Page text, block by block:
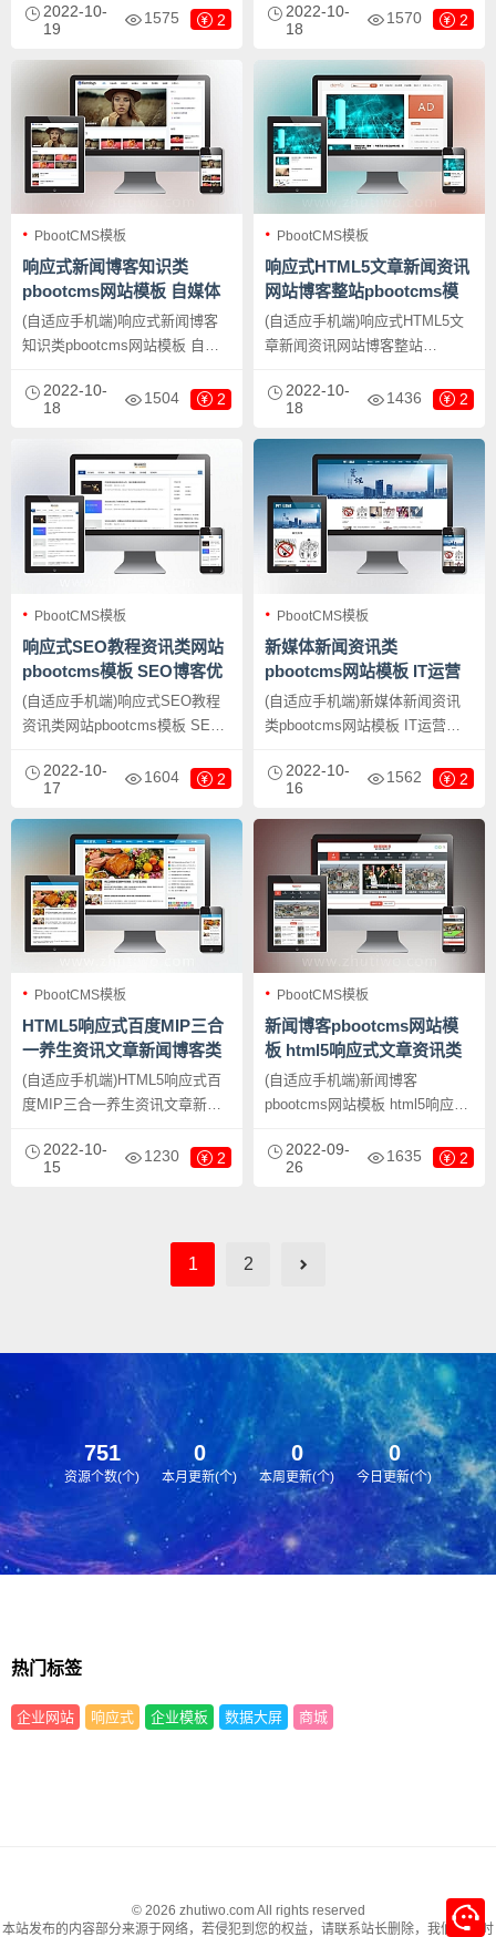
PbootCMS内核开发的网站模
板，该模板适用于新闻博客网
站、新闻资讯网站等企业，当然
其他行业也可以做，只需要把文
字图片换成其他行业的即可；
2022-10-
19
1575 2
核开发的网站模板，该模板适用
于新闻资讯网站模板、个人博客
网站源码等企业，当然其他行业
也可以做，只需要把文字图片换
成其他行业的即可；
2022-10-
18
1570 2
PbootCMS模板
响应式新闻博客知识类
pbootcms网站模板 自媒体
运营博客网站源码下载
(自适应手机端)响应式新闻博客
知识类pbootcms网站模板 自媒
PbootCMS内核开发的网站模
板，该模板适用于新闻博客网
然其他行业也可以做，只需要把
文字图片换成其他行业的即可；
2022-10-
18
1504 2
PbootCMS模板
响应式HTML5文章新闻资讯
网站博客整站pbootcms模
板 创业博客类网站源码下载
(自适应手机端)响应式HTML5文
章新闻资讯网站博客整站
源码下载，PbootCMS内核开发
的网站模板，该模板适用于
pbootcms博客网站、博客资讯类
网站等企业，当然其他行业也可
以做，只需要把文字图片换成其
他行业的即可；
2022-10-
18
1436 2
PbootCMS模板
响应式SEO教程资讯类网站
pbootcms模板 SEO博客优
化网站源码下载
(自适应手机端)响应式SEO教程
资讯类网站pbootcms模板 SEO
PbootCMS内核开发的网站模
板，该模板适用于seo优化网
站、seo博客网站等企业，当然
其他行业也可以做，只需要把文
字图片换成其他行业的即可；
2022-10-
17
1604 2
PbootCMS模板
新媒体新闻资讯类
pbootcms网站模板 IT运营
博客网站源码下载
(自适应手机端)新媒体新闻资讯
类pbootcms网站模板 IT运营博
核开发的网站模板，该模板适用
于新媒体资讯网站、IT运营博客
网站等企业，当然其他行业也可
以做，只需要把文字图片换成其
他行业的即可；
2022-10-
16
1562 2
PbootCMS模板
HTML5响应式百度MIP三合
一养生资讯文章新闻博客类
pbootcms模板
(自适应手机端)HTML5响应式百
度MIP三合一养生资讯文章新闻
PbootCMS内核开发的网站模
板，该模板适用于新闻博客网
2022-10-
15
1230 2
PbootCMS模板
新闻博客pbootcms网站模
板 html5响应式文章资讯类
网站源码下载
(自适应手机端)新闻博客
pbootcms网站模板 html5响应式
PbootCMS内核开发的网站模
板，该模板适用于新闻博客网
2022-09-
26
1635 2
1 2
751
资源个数(个)
0
本月更新(个)
0
本周更新(个)
0
今日更新(个)
热门标签
企业网站 响应式 企业模板 数据大屏 商城
© 2026 zhutiwo.com All rights reserved
本站发布的内容部分来源于网络，若侵犯到您的权益，请联系站长删除，我们将及时